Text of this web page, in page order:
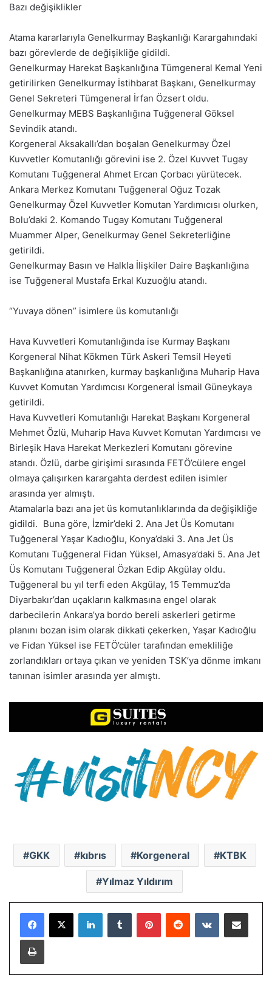
Bazı değişiklikler
Atama kararlarıyla Genelkurmay Başkanlığı Karargahındaki
bazı görevlerde de değişikliğe gidildi.
Genelkurmay Harekat Başkanlığına Tümgeneral Kemal Yeni
getirilirken Genelkurmay İstihbarat Başkanı, Genelkurmay
Genel Sekreteri Tümgeneral İrfan Özsert oldu.
Genelkurmay MEBS Başkanlığına Tuğgeneral Göksel
Sevindik atandı.
Korgeneral Aksakallı’dan boşalan Genelkurmay Özel
Kuvvetler Komutanlığı görevini ise 2. Özel Kuvvet Tugay
Komutanı Tuğgeneral Ahmet Ercan Çorbacı yürütecek.
Ankara Merkez Komutanı Tuğgeneral Oğuz Tozak
Genelkurmay Özel Kuvvetler Komutan Yardımıcısı olurken,
Bolu’daki 2. Komando Tugay Komutanı Tuğgeneral
Muammer Alper, Genelkurmay Genel Sekreterliğine
getirildi.
Genelkurmay Basın ve Halkla İlişkiler Daire Başkanlığına
ise Tuğgeneral Mustafa Erkal Kuzuoğlu atandı.
“Yuvaya dönen” isimlere üs komutanlığı
Hava Kuvvetleri Komutanlığında ise Kurmay Başkanı
Korgeneral Nihat Kökmen Türk Askeri Temsil Heyeti
Başkanlığına atanırken, kurmay başkanlığına Muharip Hava
Kuvvet Komutan Yardımcısı Korgeneral İsmail Güneykaya
getirildi.
Hava Kuvvetleri Komutanlığı Harekat Başkanı Korgeneral
Mehmet Özlü, Muharip Hava Kuvvet Komutan Yardımcısı ve
Birleşik Hava Harekat Merkezleri Komutanı görevine
atandı. Özlü, darbe girişimi sırasında FETÖ’cülere engel
olmaya çalışırken karargahta derdest edilen isimler
arasında yer almıştı.
Atamalarla bazı ana jet üs komutanlıklarında da değişikliğe
gidildi. Buna göre, İzmir’deki 2. Ana Jet Üs Komutanı
Tuğgeneral Yaşar Kadıoğlu, Konya’daki 3. Ana Jet Üs
Komutanı Tuğgeneral Fidan Yüksel, Amasya’daki 5. Ana Jet
Üs Komutanı Tuğgeneral Özkan Edip Akgülay oldu.
Tuğgeneral bu yıl terfi eden Akgülay, 15 Temmuz’da
Diyarbakır’dan uçakların kalkmasına engel olarak
darbecilerin Ankara’ya bordo bereli askerleri getirme
planını bozan isim olarak dikkati çekerken, Yaşar Kadıoğlu
ve Fidan Yüksel ise FETÖ’cüler tarafından emekliliğe
zorlandıkları ortaya çıkan ve yeniden TSK’ya dönme imkanı
tanınan isimler arasında yer almıştı.
GKK kıbrıs Korgeneral KTBK
Yılmaz Yıldırım
LinkedInTumblr PinterestReddit VKontakteE-Posta ile paylaş
Yazdır